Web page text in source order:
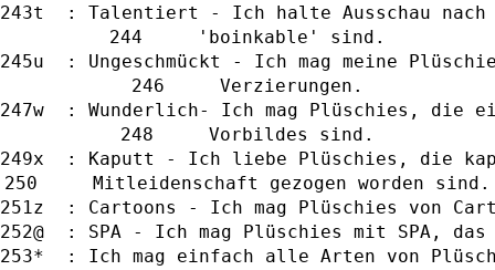
t  : Talentiert - Ich halte Ausschau nach
     'boinkable' sind.
u  : Ungeschmückt - Ich mag meine
     Verzierungen.
w  : Wunderlich- Ich mag Plüschies, die
     Vorbildes sind.
x  : Kaputt - Ich liebe Plüschies, die
     Mitleidenschaft gezogen worden sind.
z  : Cartoons - Ich mag Plüschies von
@  : SPA - Ich mag Plüschies mit SPA, das
*  : Ich mag einfach alle Arten von